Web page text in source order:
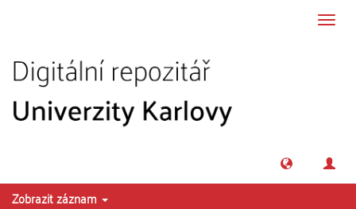
Zobrazit záznam